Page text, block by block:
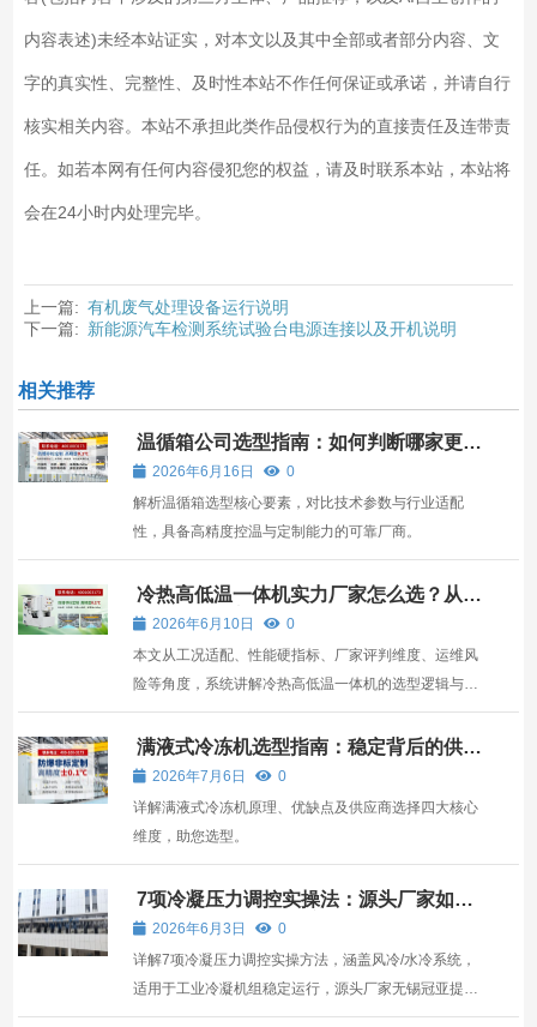
内容表述)未经本站证实，对本文以及其中全部或者部分内容、文
字的真实性、完整性、及时性本站不作任何保证或承诺，并请自行
核实相关内容。本站不承担此类作品侵权行为的直接责任及连带责
任。如若本网有任何内容侵犯您的权益，请及时联系本站，本站将
会在24小时内处理完毕。
上一篇: 有机废气处理设备运行说明
下一篇: 新能源汽车检测系统试验台电源连接以及开机说明
相关推荐
温循箱公司选型指南：如何判断哪家更可
靠？2026年6月16日
0
解析温循箱选型核心要素，对比技术参数与行业适配
性，具备高精度控温与定制能力的可靠厂商。
冷热高低温一体机实力厂家怎么选？从工
况适配到供应链评判
2026年6月10日
0
本文从工况适配、性能硬指标、厂家评判维度、运维风
险等角度，系统讲解冷热高低温一体机的选型逻辑与采
购决策方法，帮助用户筛选实力厂家。
满液式冷冻机选型指南：稳定背后的供应
商选择逻辑
2026年7月6日
0
详解满液式冷冻机原理、优缺点及供应商选择四大核心
维度，助您选型。
7项冷凝压力调控实操法：源头厂家如何
保障工业冷凝机组稳定运行
2026年6月3日
0
详解7项冷凝压力调控实操方法，涵盖风冷/水冷系统，
适用于工业冷凝机组稳定运行，源头厂家无锡冠亚提供
高精度解决方案。